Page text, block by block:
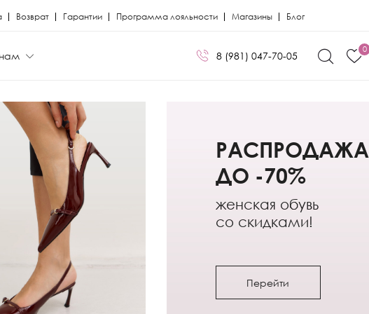
Возврат Гарантии Программа лояльности Магазины Блог
Сапоги
Ботфорты
Miris
Кроссовки
Кеды
Miris
8 (981) 047-70-05
0
РАСПРОДАЖА
ДО -70%
женская обувь
со скидками!
Перейти